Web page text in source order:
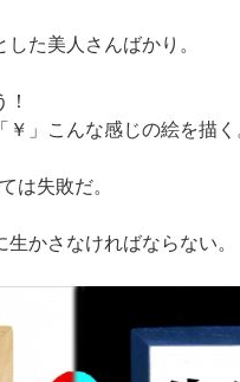
た美人さんばかり。
」こんな感じの絵を描く
は失敗だ。
かさなければならない。